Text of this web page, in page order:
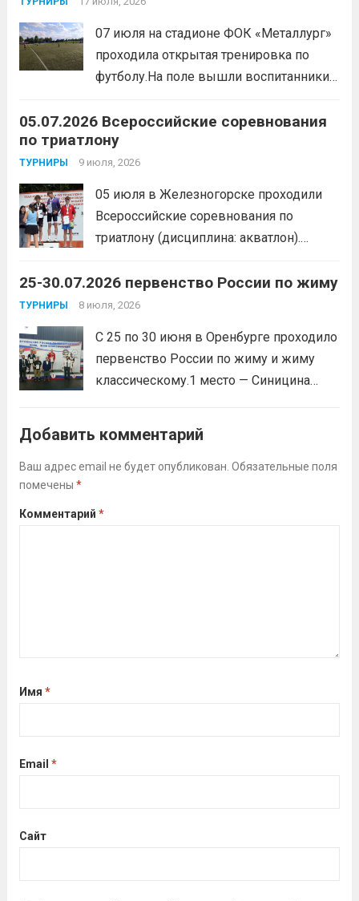
организаторы ставили сплочение
коллектива и пропаганду здорового
образа жизни. По итогам прохождения
всех этапов участники
07 июля на стадионе ФОК «Металлург»
проходила открытая тренировка по
футболу.На поле вышли воспитанники
Участники отработали технику владения
мячом и сыграли несколько коротких
товарищеских матчей.
05.07.2026 Всероссийские соревнования
по триатлону
ТУРНИРЫ 9 июля, 2026
05 июля в Железногорске проходили
Всероссийские соревнования по
триатлону (дисциплина: акватлон).
Макарова, Серов Станислав, занял 1
место. Подготовила спортсмена тренер-
Викторовна.Читать дальше
25-30.07.2026 первенство России по жиму
ТУРНИРЫ 8 июля, 2026
С 25 по 30 июня в Оренбурге проходило
первенство России по жиму и жиму
классическому.1 место — Синицина
(тренер Задорина Я.С.)
Добавить комментарий
Ваш адрес email не будет опубликован. Обязательные поля
помечены *
Комментарий *
Имя *
Email *
Сайт